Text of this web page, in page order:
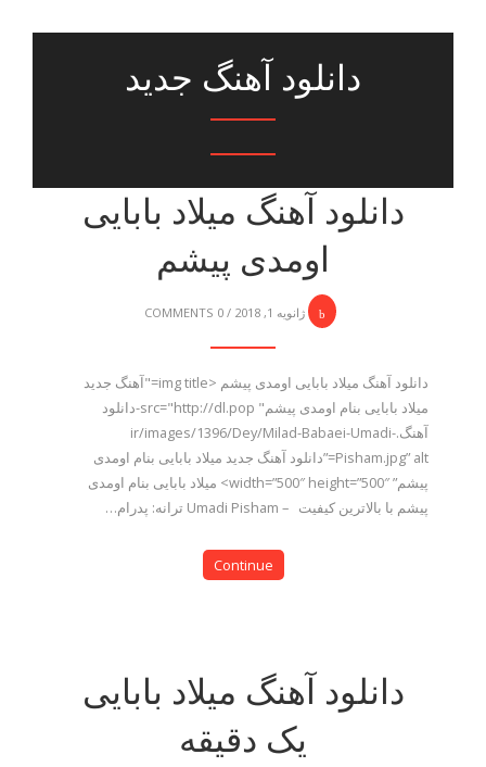
دانلود آهنگ جدید
دانلود آهنگ میلاد بابایی
اومدی پیشم
ژانویه 1, 2018 /
0 COMMENTS
دانلود آهنگ میلاد بابایی اومدی پیشم <img title="آهنگ جدید
میلاد بابایی بنام اومدی پیشم" src="http://dl.pop-دانلود
آهنگ.ir/images/1396/Dey/Milad-Babaei-Umadi-
Pisham.jpg” alt=”دانلود آهنگ جدید میلاد بابایی بنام اومدی
پیشم” width=”500″ height=”500″> میلاد بابایی بنام اومدی
پیشم با بالاترین کیفیت – Umadi Pisham ترانه: پدرام…
Continue
دانلود آهنگ میلاد بابایی
یک دقیقه